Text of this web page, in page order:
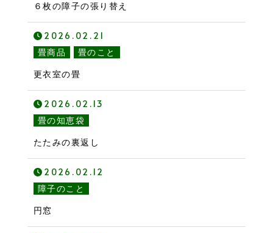
６枚の障子の張り替え
2026.02.21
畳商品 畳のこと
更衣室の畳
2026.02.13
畳の知恵袋
たたみの裏返し
2026.02.12
障子のこと
円窓